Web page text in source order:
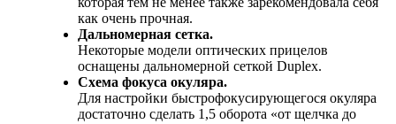
как очень прочная.
Дальномерная сетка.
Некоторые модели оптических прицелов
оснащены дальномерной сеткой Duplex.
Схема фокуса окуляра.
Для настройки быстрофокусирующегося окуляра
достаточно сделать 1,5 оборота «от щелчка до